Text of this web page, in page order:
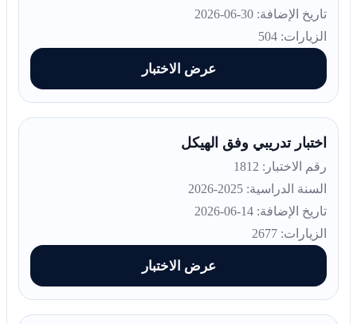
تاريخ الإضافة: 30-06-2026
الزيارات: 504
عرض الاختبار
اختبار تدريبي وفق الهيكل
رقم الاختبار: 1812
السنة الدراسية: 2025-2026
تاريخ الإضافة: 14-06-2026
الزيارات: 2677
عرض الاختبار